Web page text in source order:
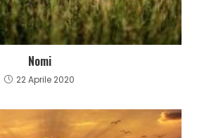
Nomi
22 Aprile 2020